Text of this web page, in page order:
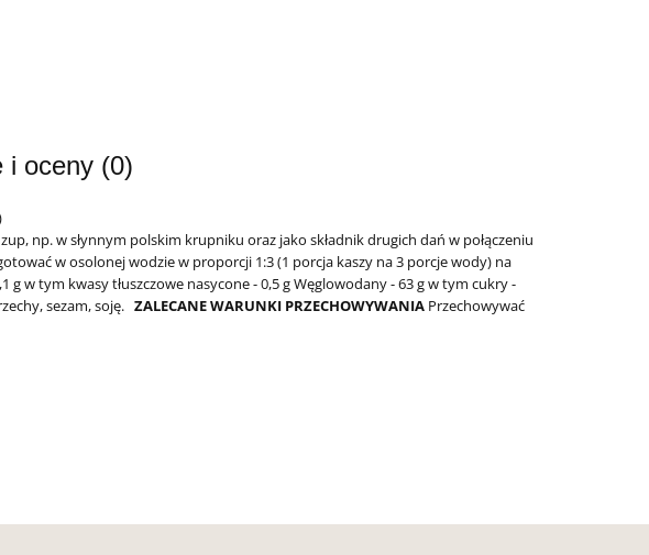
i oceny (0)
np. w słynnym polskim krupniku oraz jako składnik drugich dań w połączeniu
w osolonej wodzie w proporcji 1:3 (1 porcja kaszy na 3 porcje wody) na
gw tym kwasy tłuszczowe nasycone - 0,5 gWęglowodany - 63 gw tym cukry -
sezam, soję. ZALECANE WARUNKI PRZECHOWYWANIA Przechowywać